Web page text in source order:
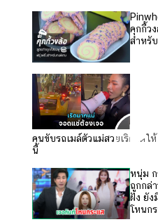
คุกกี้ว
สำหรั
คนขับรถเมล์ตัวแม่สวยเริดจัดใ
นี้
หนุ่ม ก
ถูกกล่
ฝั่ง ยัง
โหนก